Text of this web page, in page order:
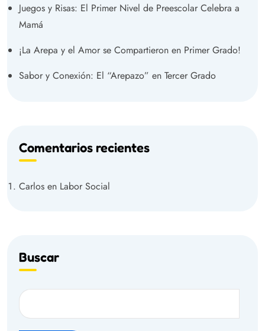
Juegos y Risas: El Primer Nivel de Preescolar Celebra a
Mamá
¡La Arepa y el Amor se Compartieron en Primer Grado!
Sabor y Conexión: El “Arepazo” en Tercer Grado
Comentarios recientes
Carlos en Labor Social
Buscar